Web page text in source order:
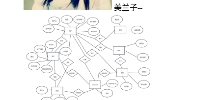
美兰子--